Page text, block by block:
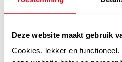
Deze website maakt gebruik
Cookies, lekker en